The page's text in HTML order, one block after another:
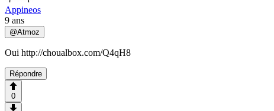
Appineos
9 ans
@Atmoz
Oui http://choualbox.com/Q4qH8
Répondre
0